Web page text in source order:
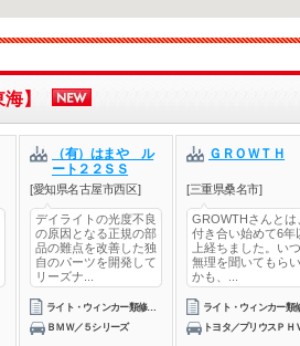
】
（有）はまや ル
ート２２ＳＳ
[愛知県名古屋市西区]
デイライトの光度不良
の原因となる正規の部
品の難点を改善した独
自のパーツを開発して
リーズナ...
ライト・ウィンカー類修理・整備
ＢＭＷ／５シリーズ
ＧＲＯＷＴＨ
[三重県桑名市]
GROWTHさんとは
付き合い始めて6年
上経ちました。い
無理を聞いてもら
かも、...
トヨタ／プリウスＰＨ